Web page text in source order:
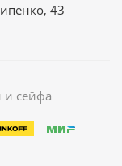
43
и сейфа